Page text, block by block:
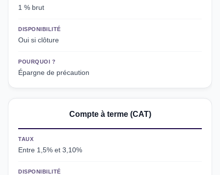
1 % brut
DISPONIBILITÉ
Oui si clôture
POURQUOI ?
Épargne de précaution
Compte à terme (CAT)
TAUX
Entre 1,5% et 3,10%
DISPONIBILITÉ